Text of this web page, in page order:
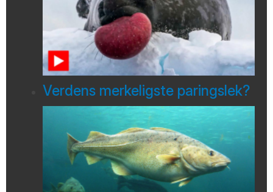
Verdens merkeligste paringslek?